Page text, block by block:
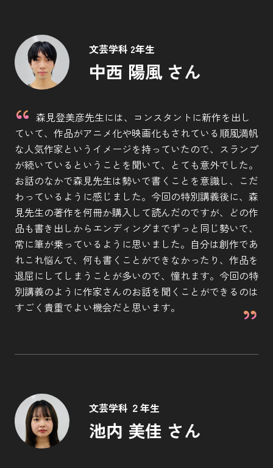
文芸学科 2年生
中西 陽風 さん
森見登美彦先生には、コンスタントに新作を出し
ていて、作品がアニメ化や映画化もされている順風満帆
な人気作家というイメージを持っていたので、スランプ
が続いているということを聞いて、とても意外でした。
お話のなかで森見先生は勢いで書くことを意識し、こだ
わっているように感じました。今回の特別講義後に、森
見先生の著作を何冊か購入して読んだのですが、どの作
品も書き出しからエンディングまでずっと同じ勢いで、
常に筆が乗っているように思いました。自分は創作であ
れこれ悩んで、何も書くことができなかったり、作品を
退屈にしてしまうことが多いので、憧れます。今回の特
別講義のように作家さんのお話を聞くことができるのは
すごく貴重でよい機会だと思います。
文芸学科 ２年生
池内 美佳 さん